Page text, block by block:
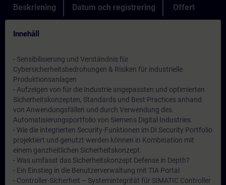
Beskrivning Datum och registrering Offert
Innehåll
- Sensibilisierung und Verständnis für
Cybersicherheitsbedrohungen & Risiken für industrielle
Produktionsanlagen
- Aufzeigen von für die Industrie angepassten und optimierten
Sicherheitskonzepten, Standards und Best Practices anhand
von Anwendungsfällen und durch Verwendung des
Automatisierungsportfolio von Siemens Digital Industries.
- Wie die integrierten Security-Funktionen im DI Security Portfolio
projektiert und genutzt werden können in Kombination mit
einem ganzheitlichen Sicherheitskonzept.
- Was umfasst das Sicherheitskonzept Defense in Depth?
- Ein Einstieg in die Benutzerverwaltung mit TIA Portal
- Controller-Sicherheit – Systemintegrität für SIMATIC Controller